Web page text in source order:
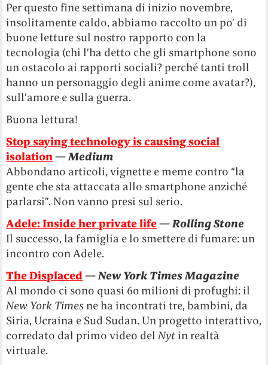
Per questo fine settimana di inizio novembre,
insolitamente caldo, abbiamo raccolto un po’ di
buone letture sul nostro rapporto con la
tecnologia (chi l’ha detto che gli smartphone sono
un ostacolo ai rapporti sociali? perché tanti troll
hanno un personaggio degli anime come avatar?),
sull’amore e sulla guerra.
Buona lettura!
Stop saying technology is causing social
isolation—Medium
Abbondano articoli, vignette e meme contro “la
gente che sta attaccata allo smartphone anziché
parlarsi”. Non vanno presi sul serio.
Adele: Inside her private life—Rolling Stone
Il successo, la famiglia e lo smettere di fumare: un
incontro con Adele.
The Displaced —New York Times Magazine
Al mondo ci sono quasi 60 milioni di profughi: il
New York Times ne ha incontrati tre, bambini, da
Siria, Ucraina e Sud Sudan. Un progetto interattivo,
corredato dal primo video delNyt in realtà
virtuale.